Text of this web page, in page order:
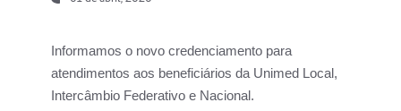
Informamos o novo credenciamento para
atendimentos aos beneficiários da Unimed Local,
Intercâmbio Federativo e Nacional.